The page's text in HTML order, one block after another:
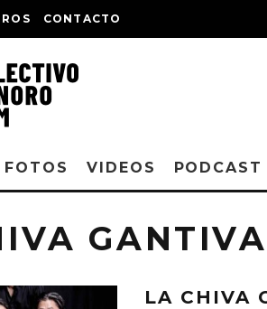
CONTACTO
FOTOS VIDEOS PODCAST
GANTIVA
LA CHIVA